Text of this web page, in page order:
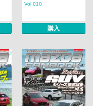
Vol.010
購入